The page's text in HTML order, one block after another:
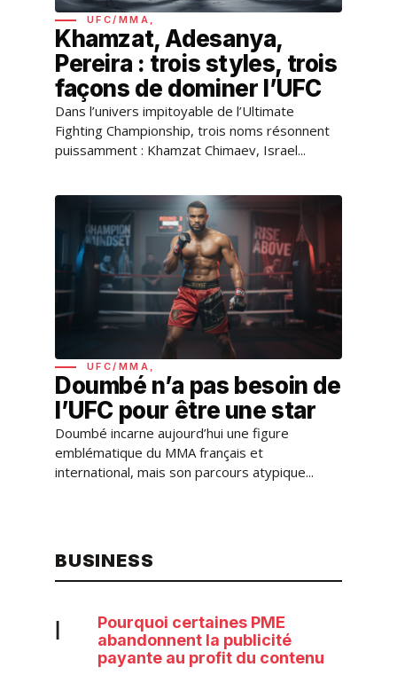
UFC/MMA,
Khamzat, Adesanya,
Pereira : trois styles, trois
façons de dominer l’UFC
Dans l’univers impitoyable de l’Ultimate
Fighting Championship, trois noms résonnent
puissamment : Khamzat Chimaev, Israel...
UFC/MMA,
Doumbé n’a pas besoin de
l’UFC pour être une star
Doumbé incarne aujourd’hui une figure
emblématique du MMA français et
international, mais son parcours atypique...
BUSINESS
|
Pourquoi certaines PME
abandonnent la publicité
payante au profit du contenu